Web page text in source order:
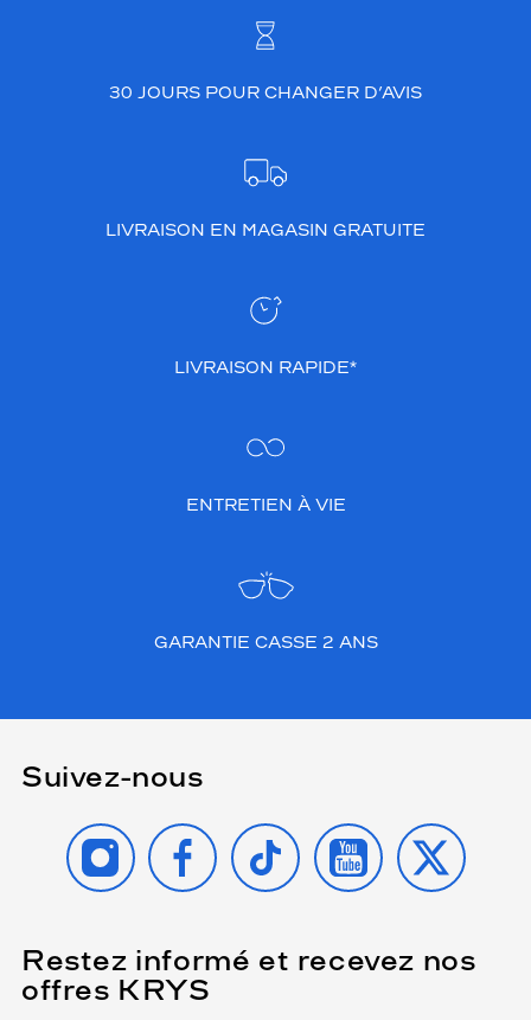
30 JOURS POUR CHANGER D’AVIS
LIVRAISON EN MAGASIN GRATUITE
LIVRAISON RAPIDE*
ENTRETIEN À VIE
GARANTIE CASSE 2 ANS
Suivez-nous
INSTAGRAMFACEBOOK
TIKTOK YOUTUBE
X
Restez informé et recevez nos
offres KRYS
Name
(Ce
champ
est
obligatoire)